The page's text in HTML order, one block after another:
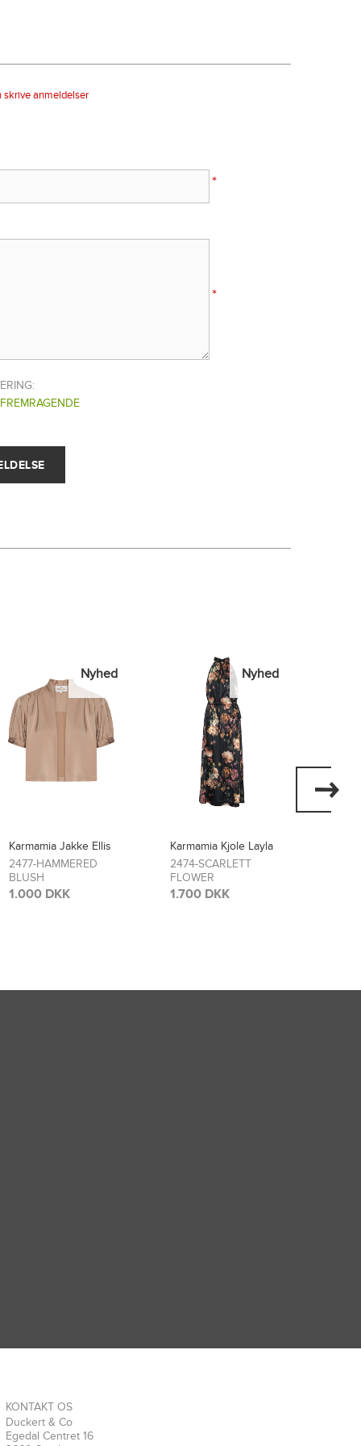
skrive anmeldelser
*
*
FREMRAGENDE
Nyhed
Karmamia Jakke Ellis
2477-HAMMERED
BLUSH
1.000 DKK
Nyhed
Karmamia Kjole Layla
2474-SCARLETT
FLOWER
1.700 DKK
KONTAKT OS
Duckert & Co
Egedal Centret 16